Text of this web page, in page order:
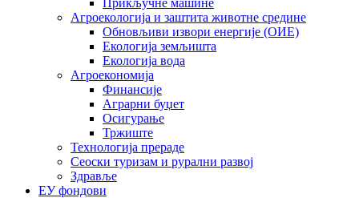
Агроекологија и заштита животне средине
Обновљиви извори енергије (ОИЕ)
Екологија земљишта
Екологија вода
Агроекономија
Финансије
Аграрни буџет
Осигурање
Тржиште
Технологија прераде
Сеоски туризам и рурални развој
Здравље
ЕУ фондови